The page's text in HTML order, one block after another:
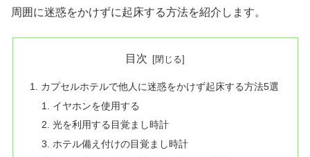
周囲に迷惑をかけずに起床する方法を紹介します。
目次
カプセルホテルで他人に迷惑をかけず起床する方法5選
イヤホンを使用する
光を利用する目覚まし時計
ホテル備え付けの目覚まし時計